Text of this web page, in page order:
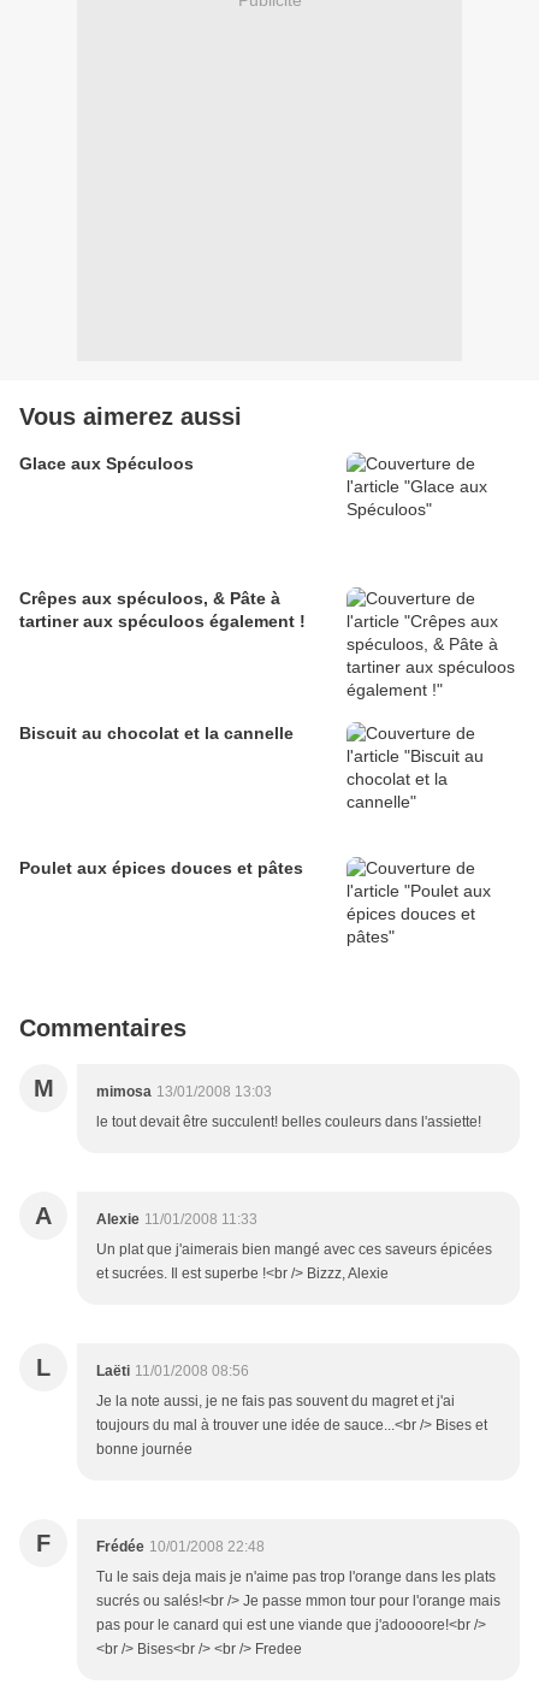
Vous aimerez aussi
Glace aux Spéculoos
Crêpes aux spéculoos, & Pâte à
tartiner aux spéculoos également !
Biscuit au chocolat et la cannelle
Poulet aux épices douces et pâtes
Commentaires
M mimosa 13/01/2008 13:03
le tout devait être succulent! belles couleurs dans l'assiette!
A Alexie 11/01/2008 11:33
Un plat que j'aimerais bien mangé avec ces saveurs épicées
et sucrées. Il est superbe !<br /> Bizzz, Alexie
L Laëti 11/01/2008 08:56
Je la note aussi, je ne fais pas souvent du magret et j'ai
toujours du mal à trouver une idée de sauce...<br /> Bises et
bonne journée
F Frédée 10/01/2008 22:48
Tu le sais deja mais je n'aime pas trop l'orange dans les plats
sucrés ou salés!<br /> Je passe mmon tour pour l'orange mais
pas pour le canard qui est une viande que j'adoooore!<br />
<br /> Bises<br /> <br /> Fredee